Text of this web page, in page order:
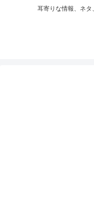
耳寄りな情報、ネタ